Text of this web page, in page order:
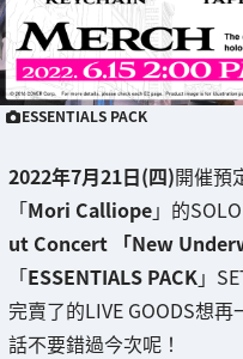
ESSENTIALS PACK
2022年7月21日(四)開催預
「Mori Calliope」的
ut Concert 「New
「ESSENTIALS PACK」
完賣了的LIVE GOODS想
話不要錯過今次呢！